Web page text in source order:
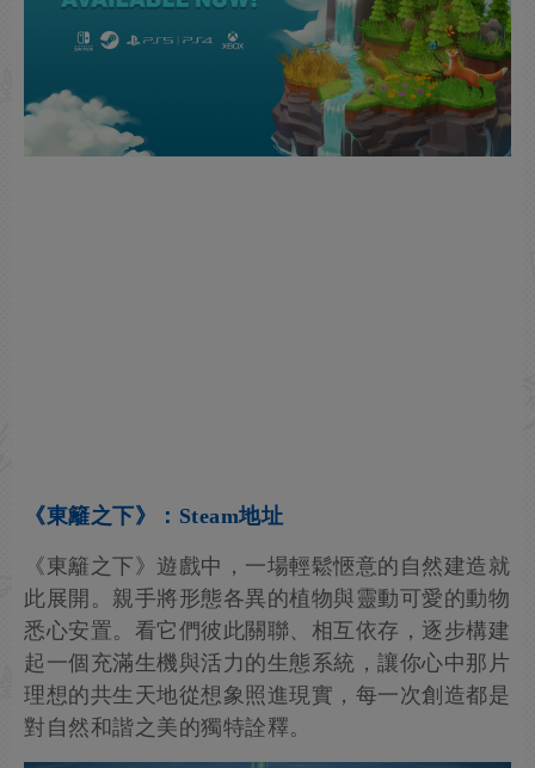
《東籬之下》：Steam地址
《東籬之下》遊戲中，一場輕鬆愜意的自然建造就
此展開。親手將形態各異的植物與靈動可愛的動物
悉心安置。看它們彼此關聯、相互依存，逐步構建
起一個充滿生機與活力的生態系統，讓你心中那片
理想的共生天地從想象照進現實，每一次創造都是
對自然和諧之美的獨特詮釋。